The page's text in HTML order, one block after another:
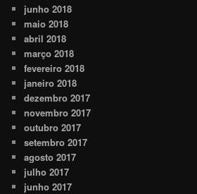
junho 2018
maio 2018
abril 2018
março 2018
fevereiro 2018
janeiro 2018
dezembro 2017
novembro 2017
outubro 2017
setembro 2017
agosto 2017
julho 2017
junho 2017